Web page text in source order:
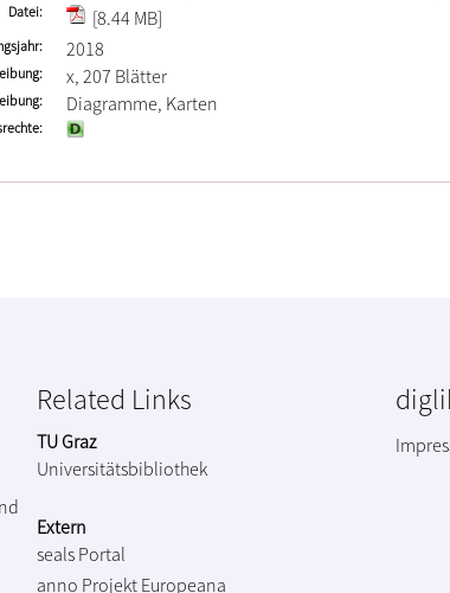
Datei [8.44 MB]
2018
x, 207 Blätter
Diagramme, Karten
Related Links
TU Graz
Universitätsbibliothek
Extern
seals Portal
anno Projekt Europeana